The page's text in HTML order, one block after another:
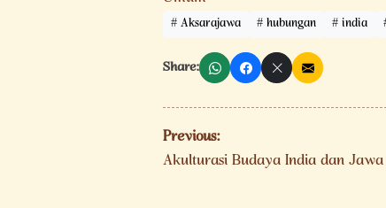
Aksarajawa hubungan india
Share:
Navigasi
pos
Previous:
Akulturasi Budaya India dan Jawa